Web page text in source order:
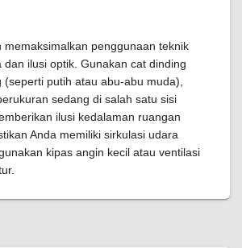
memaksimalkan penggunaan teknik
dan ilusi optik. Gunakan cat dinding
(seperti putih atau abu-abu muda),
sedang di salah satu sisi
ilusi kedalaman ruangan
Anda memiliki sirkulasi udara
kipas angin kecil atau ventilasi